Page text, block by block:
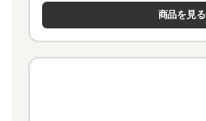
商品を見る